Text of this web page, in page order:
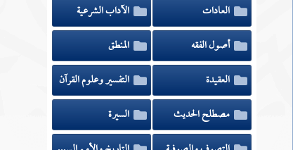
العادات
الآداب الشرعية
أصول الفقه
المنطق
العقيدة
التفسير وعلوم القرآن
مصطلح الحديث
السيرة